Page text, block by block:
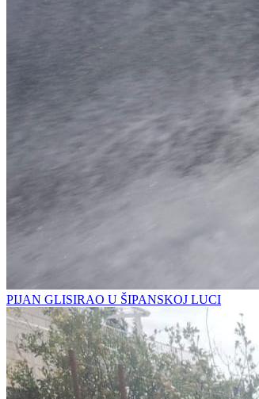
PIJAN GLISIRAO U ŠIPANSKOJ LUCI